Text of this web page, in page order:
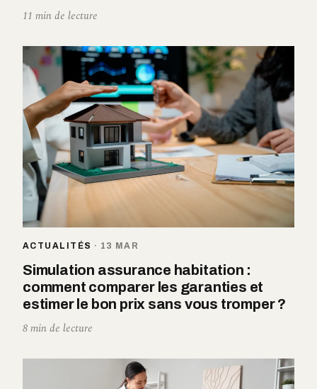
11 min de lecture
ACTUALITÉS · 13 MAR
Simulation assurance habitation :
comment comparer les garanties et
estimer le bon prix sans vous tromper ?
8 min de lecture